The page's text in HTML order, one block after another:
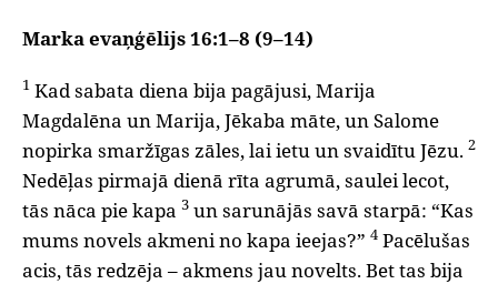
Marka evaņģēlijs 16:1–8 (9–14)
1 Kad sabata diena bija pagājusi, Marija
Magdalēna un Marija, Jēkaba māte, un Salome
nopirka smaržīgas zāles, lai ietu un svaidītu Jēzu. 2
Nedēļas pirmajā dienā rīta agrumā, saulei lecot,
tās nāca pie kapa 3 un sarunājās savā starpā: “Kas
mums novels akmeni no kapa ieejas?” 4 Pacēlušas
acis, tās redzēja – akmens jau novelts. Bet tas bija